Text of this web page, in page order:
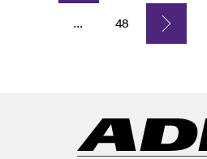
... 48